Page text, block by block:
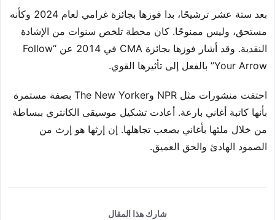
بعد ستة عشر ترشيحًا، بدا فوزها بجائزة غرامي لعام 2024 وكأنه
مستحق، وليس ممنوحًا. كان محطة تلخص سنوات من الإشادة
النقدية. وقد أشار فوزها بجائزة CMA في 2014 عن “Follow
Your Arrow” بالفعل إلى تأثيرها القوي.
احتفت منشورات مثل NPR وThe New Yorker بصفة مستمرة
بأنها كاتبة أغاني بارعة. أعادت تشكيل موسيقى الكانتري ببساطة
من خلال ملئها بأغاني يصعب تجاهلها. إن إرثها هو إرث من
الصمود الهادئ والحق العميق.
شارك هذا المقال